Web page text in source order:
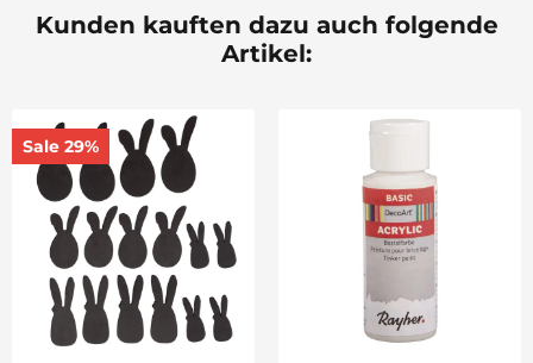
Kunden kauften dazu auch folgende
Artikel:
Sale 29%